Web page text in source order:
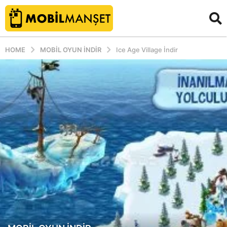
HOME MOBIL OYUN INDIR Ice Age Village İndir